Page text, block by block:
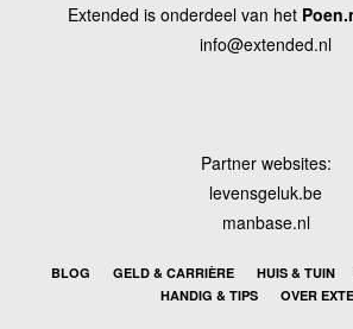
Extended is onderdeel van het
info@extended.nl
Partner websites:
levensgeluk.be
manbase.nl
BLOG GELD & CARRIÈRE HUIS & TUIN
HANDIG & TIPS
OVER